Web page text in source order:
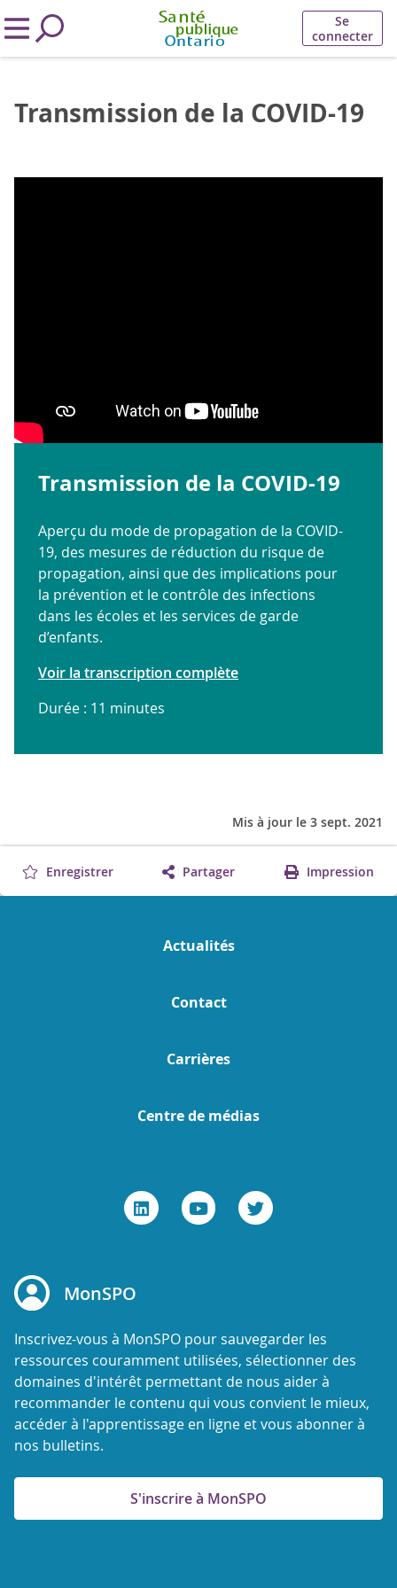
Se
connecter
Transmission de la COVID-19
Transmission de la COVID-19
Aperçu du mode de propagation de la COVID-
19, des mesures de réduction du risque de
propagation, ainsi que des implications pour
la prévention et le contrôle des infections
dans les écoles et les services de garde
d’enfants.
Voir la transcription complète
Durée : 11 minutes
Mis à jour le 3 sept. 2021
Enregistrer Partager Impression
Actualités
Contact
Carrières
Centre de médias
MonSPO
Inscrivez-vous à MonSPO pour sauvegarder les
ressources couramment utilisées, sélectionner des
domaines d'intérêt permettant de nous aider à
recommander le contenu qui vous convient le mieux,
accéder à l'apprentissage en ligne et vous abonner à
nos bulletins.
S'inscrire à MonSPO